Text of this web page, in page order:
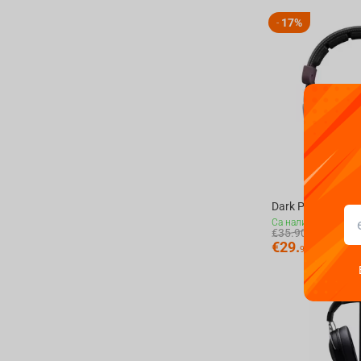
- 17%
Са налични
€35.90
€29.90